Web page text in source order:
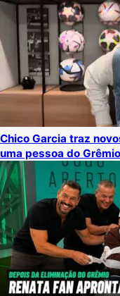
Chico Garcia traz
uma pessoa do